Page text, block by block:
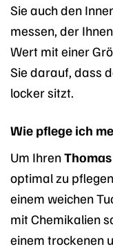
Sie auch den
messen, der
Wert mit einer
Sie darauf, dass
locker sitzt.
Wie pflege ich
Um Ihren
optimal zu
einem weichen
mit Chemikalien
einem trockenen